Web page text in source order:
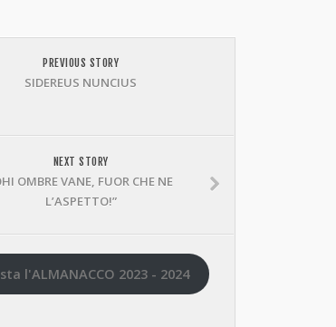
PREVIOUS STORY
SIDEREUS NUNCIUS
NEXT STORY
OMBRE VANE, FUOR CHE NE
L’ASPETTO!”
l'ALMANACCO 2023 - 2024